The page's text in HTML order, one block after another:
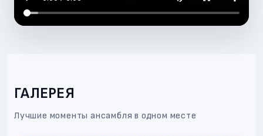
ГАЛЕРЕЯ
Лучшие моменты ансамбля в одном месте